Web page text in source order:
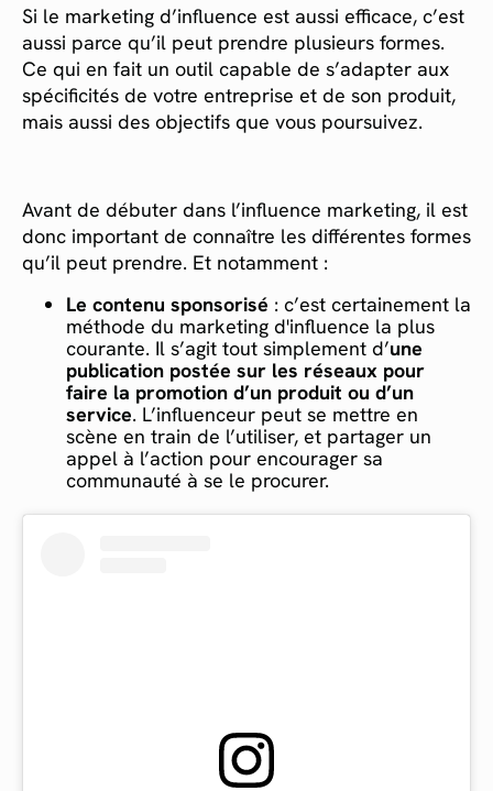
Si le marketing d’influence est aussi efficace, c’est
aussi parce qu’il peut prendre plusieurs formes.
Ce qui en fait un outil capable de s’adapter aux
spécificités de votre entreprise et de son produit,
mais aussi des objectifs que vous poursuivez.
Avant de débuter dans l’influence marketing, il est
donc important de connaître les différentes formes
qu’il peut prendre. Et notamment :
Le contenu sponsorisé : c’est certainement la
méthode du marketing d'influence la plus
courante. Il s’agit tout simplement d’une
publication postée sur les réseaux pour
faire la promotion d’un produit ou d’un
service. L’influenceur peut se mettre en
scène en train de l’utiliser, et partager un
appel à l’action pour encourager sa
communauté à se le procurer.